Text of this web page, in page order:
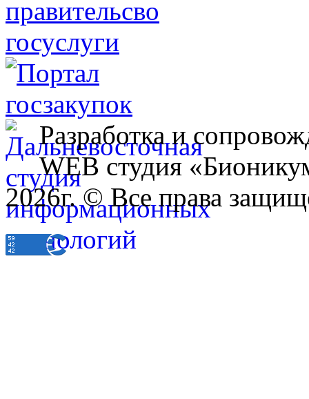
Разработка и
WEB студия
2026г. © Все права